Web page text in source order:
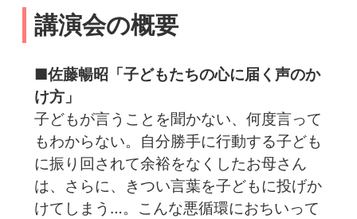
講演会の概要
■佐藤暢昭「子どもたちの心に届く声のか
け方」
子どもが言うことを聞かない、何度言って
もわからない。自分勝手に行動する子ども
に振り回されて余裕をなくしたお母さん
は、さらに、きつい言葉を子どもに投げか
けてしまう…。こんな悪循環におちいって